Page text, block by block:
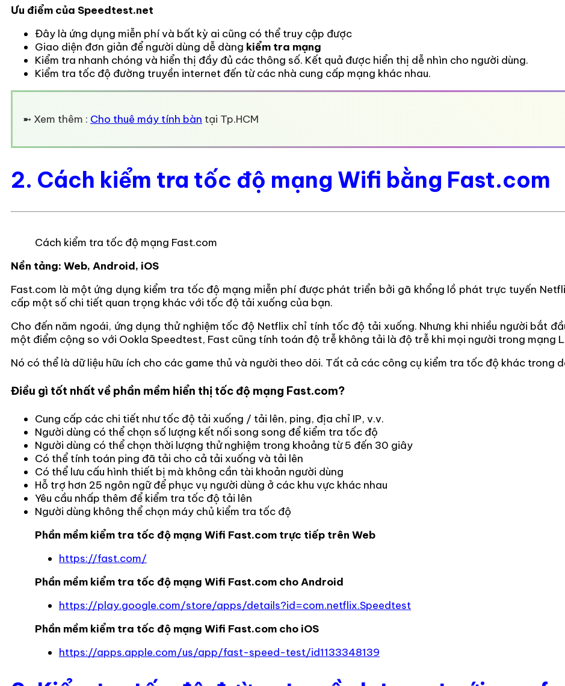
Ưu điểm của Speedtest.net
Đây là ứng dụng miễn phí và bất kỳ ai cũng có thể truy cập được
Giao diện đơn giản để người dùng dễ dàng kiểm tra mạng
Kiểm tra nhanh chóng và hiển thị đầy đủ các thông số. Kết quả được hiển thị dễ nhìn cho người dùng.
Kiểm tra tốc độ đường truyền internet đến từ các nhà cung cấp mạng khác nhau.
➼ Xem thêm : Cho thuê máy tính bàn tại Tp.HCM
2. Cách kiểm tra tốc độ mạng Wifi bằng Fast.com
Cách kiểm tra tốc độ mạng Fast.com
Nền tảng: Web, Android, iOS
Fast.com là một ứng dụng kiểm tra tốc độ mạng miễn phí được phát triển bởi gã khổng lồ phát trực tuyến
cấp một số chi tiết quan trọng khác với tốc độ tải xuống của bạn.
Cho đến năm ngoái, ứng dụng thử nghiệm tốc độ Netflix chỉ tính tốc độ tải xuống. Nhưng khi nhiều người bắt
một điểm cộng so với Ookla Speedtest, Fast cũng tính toán độ trễ không tải là độ trễ khi mọi người trong mạng
Nó có thể là dữ liệu hữu ích cho các game thủ và người theo dõi. Tất cả các công cụ kiểm tra tốc độ khác trong
Điều gì tốt nhất về phần mềm hiển thị tốc độ mạng Fast.com?
Cung cấp các chi tiết như tốc độ tải xuống / tải lên, ping, địa chỉ IP, v.v.
Người dùng có thể chọn số lượng kết nối song song để kiểm tra tốc độ
Người dùng có thể chọn thời lượng thử nghiệm trong khoảng từ 5 đến 30 giây
Có thể tính toán ping đã tải cho cả tải xuống và tải lên
Có thể lưu cấu hình thiết bị mà không cần tài khoản người dùng
Hỗ trợ hơn 25 ngôn ngữ để phục vụ người dùng ở các khu vực khác nhau
Yêu cầu nhấp thêm để kiểm tra tốc độ tải lên
Người dùng không thể chọn máy chủ kiểm tra tốc độ
Phần mềm kiểm tra tốc độ mạng Wifi Fast.com trực tiếp trên Web
https://fast.com/
Phần mềm kiểm tra tốc độ mạng Wifi Fast.com cho Android
https://play.google.com/store/apps/details?id=com.netflix.Speedtest
Phần mềm kiểm tra tốc độ mạng Wifi Fast.com cho iOS
https://apps.apple.com/us/app/fast-speed-test/id1133348139